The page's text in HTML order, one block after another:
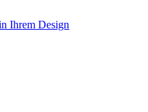
Ihrem Design